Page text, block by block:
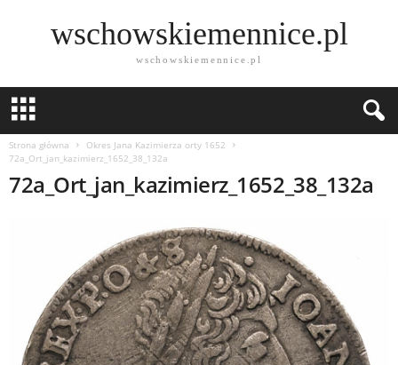
wschowskiemennice.pl
wschowskiemennice.pl
Strona główna
Okres Jana Kazimierza orty 1652
72a_Ort_jan_kazimierz_1652_38_132a
72a_Ort_jan_kazimierz_1652_38_132a